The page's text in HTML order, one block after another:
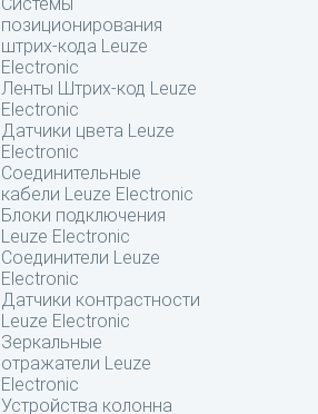
позиционирования
штрих-кода Leuze
Electronic
Ленты Штрих-код Leuze
Electronic
Датчики цвета Leuze
Electronic
Соединительные
кабели Leuze Electronic
Блоки подключения
Leuze Electronic
Соединители Leuze
Electronic
Датчики контрастности
Leuze Electronic
Зеркальные
отражатели Leuze
Electronic
Устройства колонна